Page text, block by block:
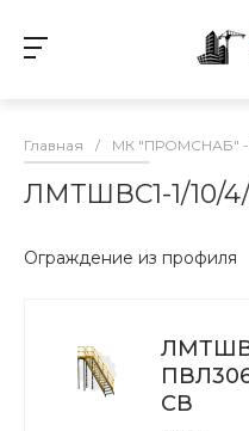
Главная / МК "ПРОМСНАБ" -
ЛМТШВС1-1/10/
Ограждение из профиля
СВ